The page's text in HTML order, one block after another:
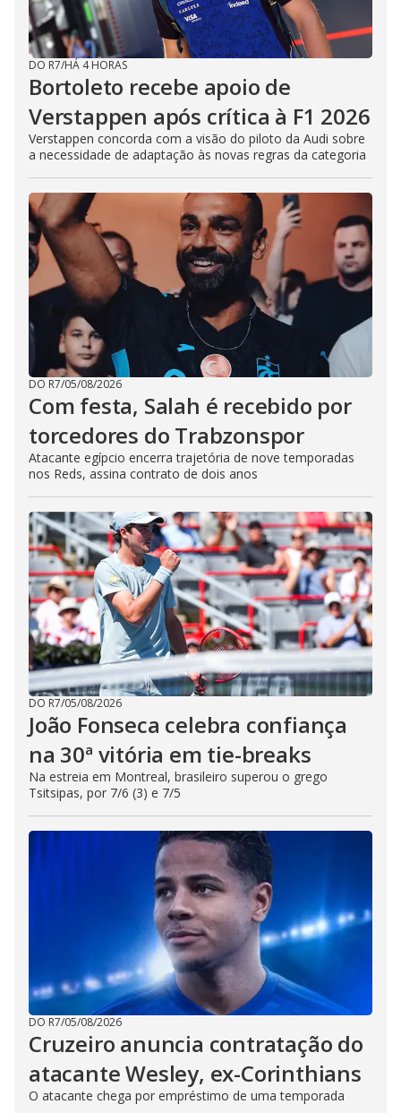
DO R7/HÁ 4 HORAS
Bortoleto recebe apoio de
Verstappen após crítica à F1 2026
Verstappen concorda com a visão do piloto da Audi sobre
a necessidade de adaptação às novas regras da categoria
DO R7/05/08/2026
Com festa, Salah é recebido por
torcedores do Trabzonspor
Atacante egípcio encerra trajetória de nove temporadas
nos Reds, assina contrato de dois anos
DO R7/05/08/2026
João Fonseca celebra confiança
na 30ª vitória em tie-breaks
Na estreia em Montreal, brasileiro superou o grego
Tsitsipas, por 7/6 (3) e 7/5
DO R7/05/08/2026
Cruzeiro anuncia contratação do
atacante Wesley, ex-Corinthians
O atacante chega por empréstimo de uma temporada